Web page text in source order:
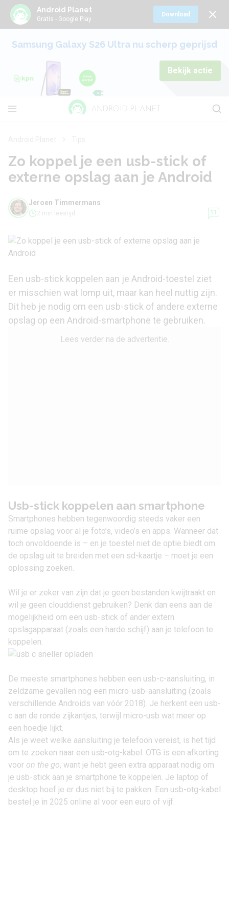
Android Planet
Gratis - Google Play
Download
Samsung Galaxy S26 Ultra nu scherp geprijsd
Bekijk actie
Zo koppel je een usb-stick of
externe opslag aan je Android
Jeroen Timmermans
2 min leestijd 11
Een usb-stick koppelen aan je Android-toestel ziet
er misschien wat lomp uit, maar kan heel nuttig zijn.
Dit heb je nodig om een usb-stick of andere externe
opslag op een Android-smartphone te gebruiken.
Lees verder na de advertentie.
Usb-stick koppelen aan smartphone
Smartphones hebben tegenwoordig steeds vaker een
ruime opslag voor al je foto’s, video’s en apps. Wanneer dat
toch onvoldoende is – en je toestel niet de optie biedt om
de opslag uit te breiden met een sd-kaartje – moet je een
oplossing zoeken.
Wil je er zeker van zijn dat je geen bestanden kwijtraakt en
wil je geen clouddienst gebruiken? Denk dan eens aan de
mogelijkheid om een usb-stick of ander extern
opslagapparaat (zoals een harde schijf) aan je telefoon te
koppelen.
De meeste smartphones hebben een usb-c-aansluiting, in
zeldzame gevallen nog een micro-usb-aansluiting (zoals
verschillende Androids van vóór 2018). Je herkent een usb-
c aan de ronde zijkantjes, terwijl micro-usb wat meer op
een hoedje lijkt.
Als je weet welke aansluiting je telefoon vereist, is het tijd
om te zoeken naar een usb-otg-kabel. OTG is een afkorting
voor on the go, want je hebt geen extra apparaat nodig om
je usb-stick aan je smartphone te koppelen. Je laptop of
desktop hoef je er dus niet bij te pakken. Een usb-otg-kabel
bestel je in 2025 online al voor een euro of vijf.